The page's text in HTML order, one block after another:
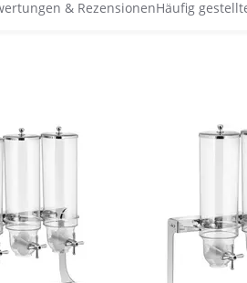
& RezensionenHäufig